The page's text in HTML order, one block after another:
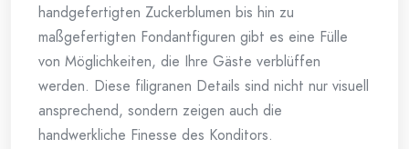
handgefertigten Zuckerblumen bis hin zu
maßgefertigten Fondantfiguren gibt es eine Fülle
von Möglichkeiten, die Ihre Gäste verblüffen
werden. Diese filigranen Details sind nicht nur visuell
ansprechend, sondern zeigen auch die
handwerkliche Finesse des Konditors.